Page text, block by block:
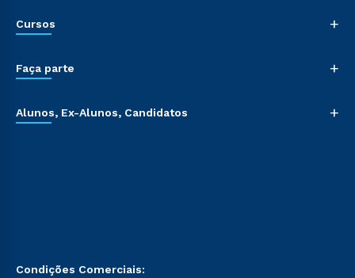
Cursos +
Faça parte +
Alunos, Ex-Alunos, Candidatos +
Condições Comerciais: